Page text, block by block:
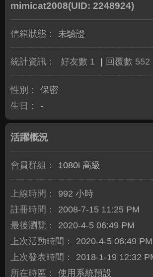
mimicat2008(UID: 2248924)
信箱狀態： 未驗證
統計資訊： 好友數 1 回覆數 552
性別：
保密
生日：
-
活躍概況
會員群組： 1080i 高級
上線時間：
992 小時
註冊時間：
2008-7-15 11:25 PM
最後瀏覽：
2020-4-5 06:49 PM
上次活動時間：
2020-4-5 06:49 PM
上次發表時間：
2018-1-19 12:32
所在時區：
使用系統預設